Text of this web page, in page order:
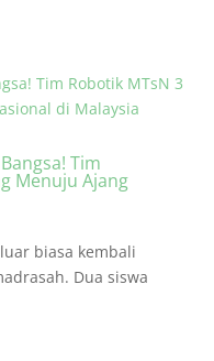
Tim
Menuju Ajang
biasa kembali
Dua siswa